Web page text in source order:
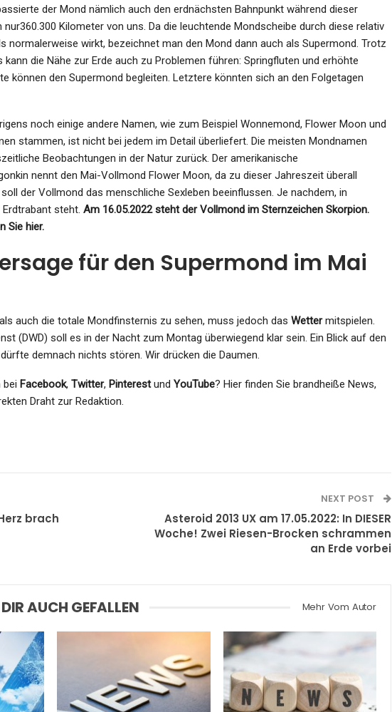
der Mond nämlich auch den erdnächsten Bahnpunkt während dieser
nur360.300 Kilometer von uns. Da die leuchtende Mondscheibe durch diese relativ
normalerweise wirkt, bezeichnet man den Mond dann auch als Supermond. Trotz
die Nähe zur Erde auch zu Problemen führen: Springfluten und erhöhte
können den Supermond begleiten. Letztere könnten sich an den Folgetagen
noch einige andere Namen, wie zum Beispiel Wonnemond, Flower Moon und
stammen, ist nicht bei jedem im Detail überliefert. Die meisten Mondnamen
Beobachtungen in der Natur zurück. Der amerikanische
nennt den Mai-Vollmond Flower Moon, da zu dieser Jahreszeit überall
der Vollmond das menschliche Sexleben beeinflussen. Je nachdem, in
steht. Am 16.05.2022 steht der Vollmond im Sternzeichen Skorpion.
Sie hier.
für den Supermond im Mai
auch die totale Mondfinsternis zu sehen, muss jedoch das Wettermitspielen.
(DWD) soll es in der Nacht zum Montag überwiegend klar sein. Ein Blick auf den
demnach nichts stören. Wir drücken die Daumen.
Facebook, Twitter, Pinterestund YouTube? Hier finden Sie brandheiße News,
Draht zur Redaktion.
brach
NEXT POST
Asteroid 2013 UX am 17.05.2022: In DIESER
Woche! Zwei Riesen-Brocken schrammen
an Erde vorbei
AUCH GEFALLEN Mehr Vom Autor